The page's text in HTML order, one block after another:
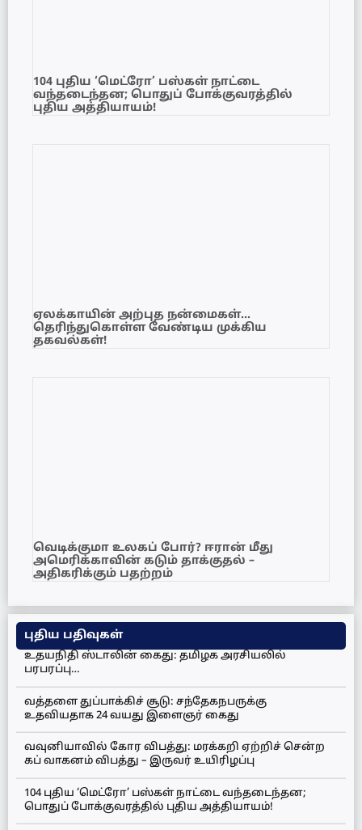
104 புதிய ‘மெட்ரோ’ பஸ்கள் நாட்டை
வந்தடைந்தன; பொதுப் போக்குவரத்தில்
புதிய அத்தியாயம்!
ஏலக்காயின் அற்புத நன்மைகள்…
தெரிந்துகொள்ள வேண்டிய முக்கிய
தகவல்கள்!
வெடிக்குமா உலகப் போர்? ஈரான் மீது
அமெரிக்காவின் கடும் தாக்குதல் –
அதிகரிக்கும் பதற்றம்
புதிய பதிவுகள்
உதயநிதி ஸ்டாலின் கைது: தமிழக அரசியலில்
பரபரப்பு…
வத்தளை துப்பாக்கிச் சூடு: சந்தேகநபருக்கு
உதவியதாக 24 வயது இளைஞர் கைது
வவுனியாவில் கோர விபத்து: மரக்கறி ஏற்றிச் சென்ற
கப் வாகனம் விபத்து – இருவர் உயிரிழப்பு
104 புதிய ‘மெட்ரோ’ பஸ்கள் நாட்டை வந்தடைந்தன;
பொதுப் போக்குவரத்தில் புதிய அத்தியாயம்!